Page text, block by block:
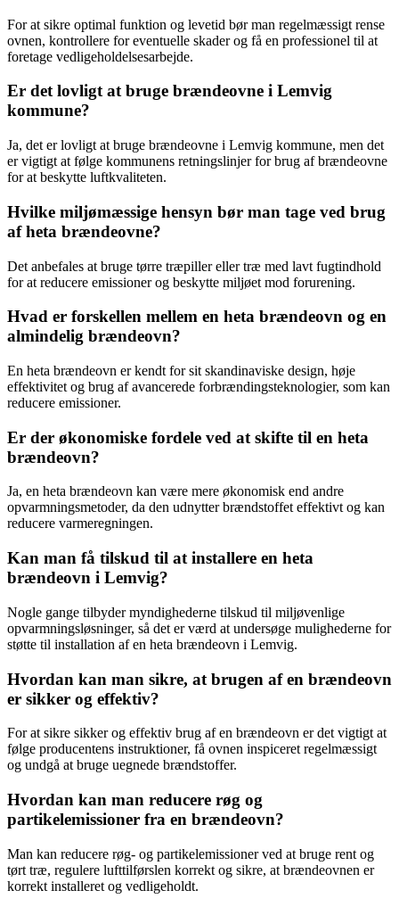
For at sikre optimal funktion og levetid bør man regelmæssigt rense
ovnen, kontrollere for eventuelle skader og få en professionel til at
foretage vedligeholdelsesarbejde.
Er det lovligt at bruge brændeovne i Lemvig
kommune?
Ja, det er lovligt at bruge brændeovne i Lemvig kommune, men det
er vigtigt at følge kommunens retningslinjer for brug af brændeovne
for at beskytte luftkvaliteten.
Hvilke miljømæssige hensyn bør man tage ved brug
af heta brændeovne?
Det anbefales at bruge tørre træpiller eller træ med lavt fugtindhold
for at reducere emissioner og beskytte miljøet mod forurening.
Hvad er forskellen mellem en heta brændeovn og en
almindelig brændeovn?
En heta brændeovn er kendt for sit skandinaviske design, høje
effektivitet og brug af avancerede forbrændingsteknologier, som kan
reducere emissioner.
Er der økonomiske fordele ved at skifte til en heta
brændeovn?
Ja, en heta brændeovn kan være mere økonomisk end andre
opvarmningsmetoder, da den udnytter brændstoffet effektivt og kan
reducere varmeregningen.
Kan man få tilskud til at installere en heta
brændeovn i Lemvig?
Nogle gange tilbyder myndighederne tilskud til miljøvenlige
opvarmningsløsninger, så det er værd at undersøge mulighederne for
støtte til installation af en heta brændeovn i Lemvig.
Hvordan kan man sikre, at brugen af en brændeovn
er sikker og effektiv?
For at sikre sikker og effektiv brug af en brændeovn er det vigtigt at
følge producentens instruktioner, få ovnen inspiceret regelmæssigt
og undgå at bruge uegnede brændstoffer.
Hvordan kan man reducere røg og
partikelemissioner fra en brændeovn?
Man kan reducere røg- og partikelemissioner ved at bruge rent og
tørt træ, regulere lufttilførslen korrekt og sikre, at brændeovnen er
korrekt installeret og vedligeholdt.